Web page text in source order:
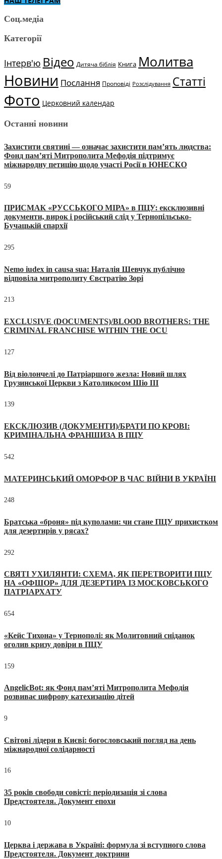
Соц.медіа
Категорії
Інтерв'ю Відео Дитяча біблія Книга Молитва
Новини Послання Проповіді Розслідування Статті
Фото Церковний календар
Останні новини
Захистити святині — означає захистити пам’ять людства:
Фонд пам’яті Митрополита Мефодія підтримує
міжнародну петицію щодо участі Росії в ЮНЕСКО
59
ПРИСМАК «РУССЬКОГО МІРА» в ПЦУ: ексклюзивні
документи, вирок і російський слід у Тернопільсько-
Бучацькій єпархії
295
Nemo iudex in causa sua: Наталія Шевчук публічно
відповіла митрополиту Євстратію Зорі
213
EXCLUSIVE (DOCUMENTS)/BLOOD BROTHERS: THE
CRIMINAL FRANCHISE WITHIN THE OCU
127
Від віолончелі до Патріаршого жезла: Новий шлях
Грузинської Церкви з Католикосом Шіо III
139
ЕКСКЛЮЗИВ (ДОКУМЕНТИ)/БРАТИ ПО КРОВІ:
КРИМІНАЛЬНА ФРАНШИЗА В ПЦУ
542
МАТЕРИНСЬКИЙ ОМОРФОР В ЧАС ВІЙНИ В УКРАЇНІ
248
Братська «броня» під куполами: чи стане ПЦУ прихистком
для дезертирів у рясах?
292
СВЯТІ УХИЛЯНТИ: СХЕМА, ЯК ПЕРЕТВОРИТИ ПЦУ
НА «ОФШОР» ДЛЯ ДЕЗЕРТИРА ІЗ МОСКОВСЬКОГО
ПАТРІАРХАТУ
654
«Кейс Тихона» у Тернополі: як Молитовний сніданок
оголив кризу довіри в ПЦУ
159
AngelicBot: як Фонд пам’яті Митрополита Мефодія
розвиває цифрову катехизацію дітей
9
Світові лідери в Києві: богословський погляд на день
міжнародної солідарності
16
35 років свободи совісті: періодизація зі слова
Предстоятеля. Документ епохи
10
Церква і держава в Україні: формула зі вступного слова
Предстоятеля. Документ доктрини